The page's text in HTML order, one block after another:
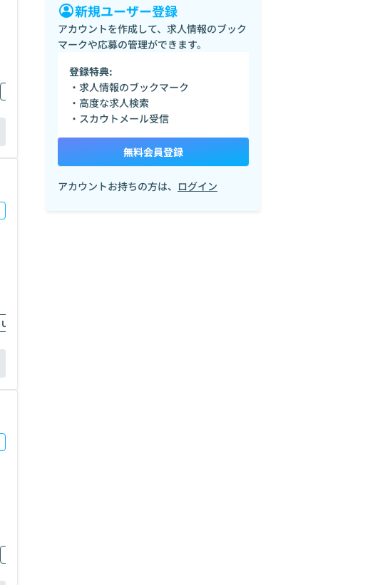
UI UX Svelte
UX
新規ユーザー登録
アカウントを作成して、求人情報のブック
マークや応募の管理ができます。
登録特典:
・求人情報のブックマーク
・高度な求人検索
・スカウトメール受信
無料会員登録
アカウントお持ちの方は、 ログイン